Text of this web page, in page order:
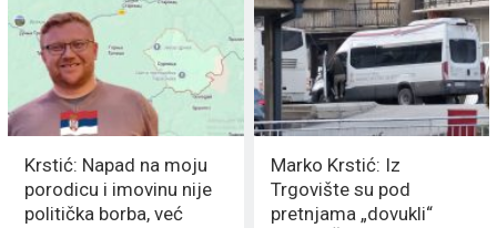
Krstić: Napad na moju
porodicu i imovinu nije
politička borba, već
Marko Krstić: Iz
Trgovište su pod
pretnjama „dovukli“